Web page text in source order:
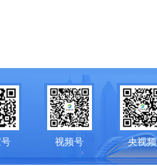
视频号 央视频